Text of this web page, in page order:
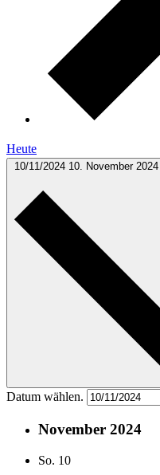
Heute
10/11/2024 10. November 2024
Datum wählen.
November 2024
So. 10